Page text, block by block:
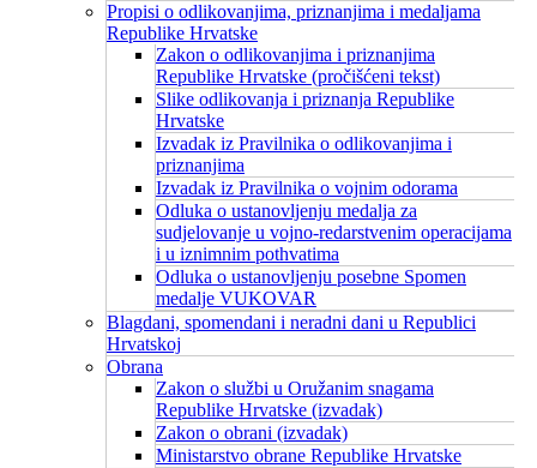
Propisi o odlikovanjima, priznanjima i medaljama
Republike Hrvatske
Zakon o odlikovanjima i priznanjima
Republike Hrvatske (pročišćeni tekst)
Slike odlikovanja i priznanja Republike
Hrvatske
Izvadak iz Pravilnika o odlikovanjima i
priznanjima
Izvadak iz Pravilnika o vojnim odorama
Odluka o ustanovljenju medalja za
sudjelovanje u vojno-redarstvenim operacijama
i u iznimnim pothvatima
Odluka o ustanovljenju posebne Spomen
medalje VUKOVAR
Blagdani, spomendani i neradni dani u Republici
Hrvatskoj
Obrana
Zakon o službi u Oružanim snagama
Republike Hrvatske (izvadak)
Zakon o obrani (izvadak)
Ministarstvo obrane Republike Hrvatske